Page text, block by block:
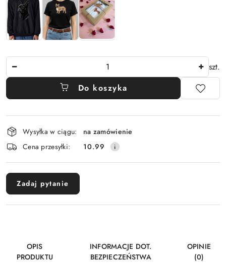
szt.
Do koszyka
Dostępność
i
dostawa
Wysyłka w ciągu:
na zamówienie
Cena przesyłki:
10.99
Zadaj pytanie
OPIS
PRODUKTU
INFORMACJE DOT.
BEZPIECZEŃSTWA
OPINIE
(0)